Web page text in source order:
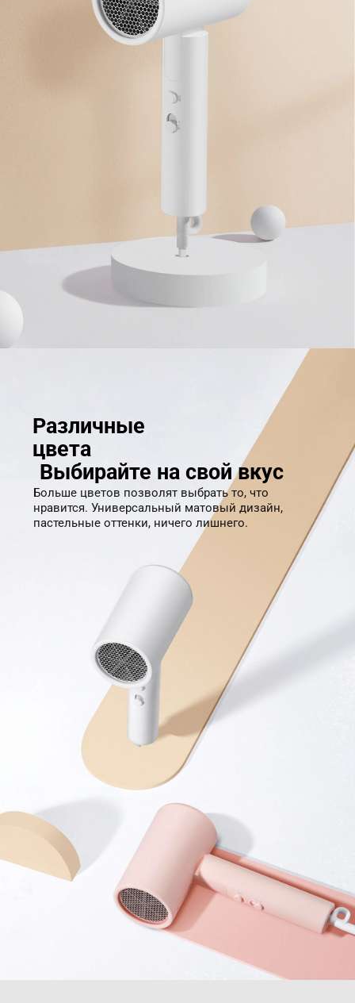
Различные
цвета
Выбирайте на свой вкус
Больше цветов позволят выбрать то, что
нравится. Универсальный матовый дизайн,
пастельные оттенки, ничего лишнего.